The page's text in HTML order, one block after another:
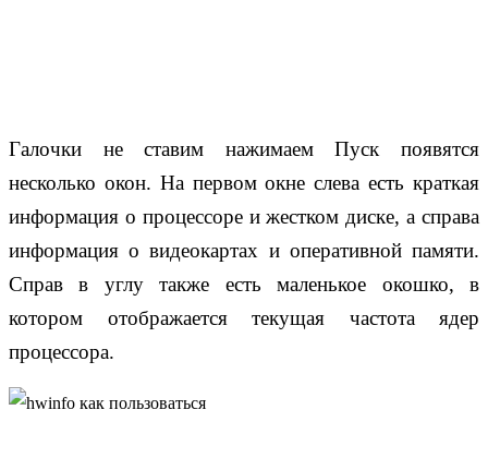
Галочки не ставим нажимаем Пуск появятся
несколько окон. На первом окне слева есть краткая
информация о процессоре и жестком диске, а справа
информация о видеокартах и оперативной памяти.
Справ в углу также есть маленькое окошко, в
котором отображается текущая частота ядер
процессора.